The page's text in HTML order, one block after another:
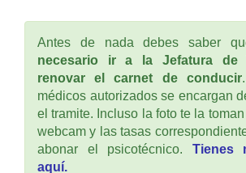
Antes de nada debes saber
necesario ir a la Jefatura de
renovar el carnet de conducir
médicos autorizados se encargan
el tramite. Incluso la foto te la
webcam y las tasas
abonar el psicotécnico. Tienes
aquí.